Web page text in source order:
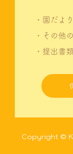
・園だよ
・その他
・提出書
Copyright ©